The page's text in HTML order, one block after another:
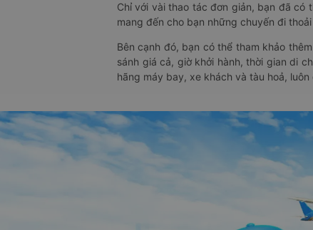
Chỉ với vài thao tác đơn giản, bạn đã có
mang đến cho bạn những chuyến đi
Bên cạnh đó, bạn có thể tham khảo
sánh giá cả, giờ khởi hành, thời gian di
hãng máy bay, xe khách và tàu hoả,